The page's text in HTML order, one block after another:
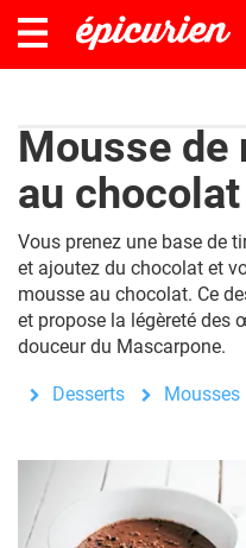
Mousse de
au chocolat
Vous prenez une base de
et ajoutez du chocolat et
mousse au chocolat. Ce
et propose la légèreté des
douceur du Mascarpone.
Desserts Mousses